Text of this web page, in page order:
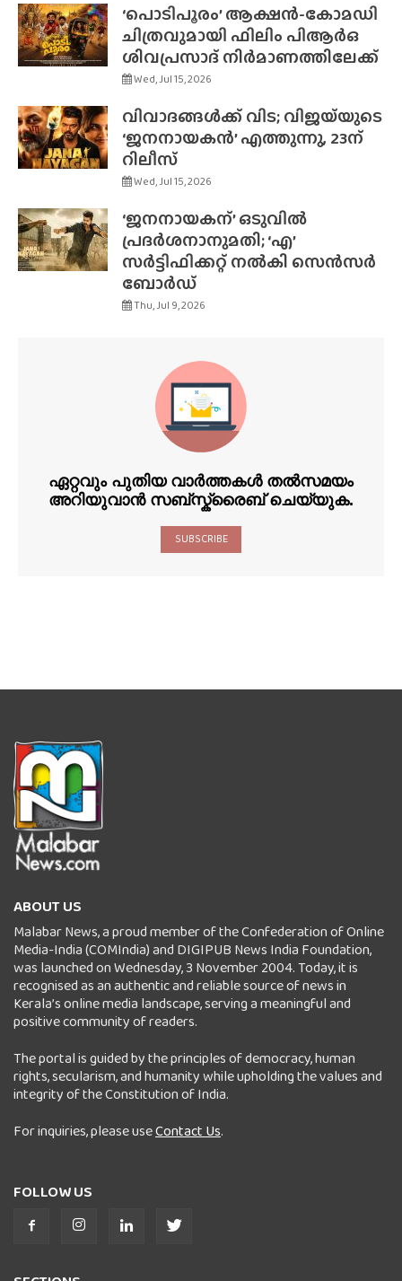
‘പൊടിപൂരം’ ആക്ഷൻ-കോമഡി
ചിത്രവുമായി ഫിലിം പിആർഒ
ശിവപ്രസാദ് നിർമാണത്തിലേക്ക്
Wed, Jul 15, 2026
വിവാദങ്ങൾക്ക് വിട; വിജയ്‌യുടെ
‘ജനനായകൻ’ എത്തുന്നു, 23ന്
റിലീസ്
Wed, Jul 15, 2026
‘ജനനായകന്’ ഒടുവിൽ
പ്രദർശനാനുമതി; ‘എ’
സർട്ടിഫിക്കറ്റ് നൽകി സെൻസർ
ബോർഡ്
Thu, Jul 9, 2026
ഏറ്റവും പുതിയ വാർത്തകൾ തൽസമയം
അറിയുവാൻ സബ്സ്ക്രൈബ് ചെയ്യുക.
SUBSCRIBE
ABOUT US
Malabar News, a proud member of the Confederation of Online
Media-India (COMIndia) and DIGIPUB News India Foundation,
was launched on Wednesday, 3 November 2004. Today, it is
recognised as an authentic and reliable source of news in
Kerala’s online media landscape, serving a meaningful and
positive community of readers.
The portal is guided by the principles of democracy, human
rights, secularism, and humanity while upholding the values and
integrity of the Constitution of India.
For inquiries, please useContact Us.
FOLLOW US